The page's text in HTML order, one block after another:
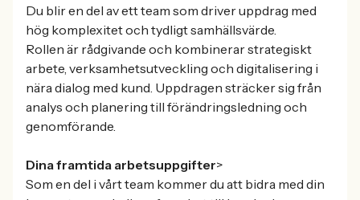
Du blir en del av ett team som driver uppdrag med
hög komplexitet och tydligt samhällsvärde.
Rollen är rådgivande och kombinerar strategiskt
arbete, verksamhetsutveckling och digitalisering i
nära dialog med kund. Uppdragen sträcker sig från
analys och planering till förändringsledning och
genomförande.
Dina framtida arbetsuppgifter>
Som en del i vårt team kommer du att bidra med din